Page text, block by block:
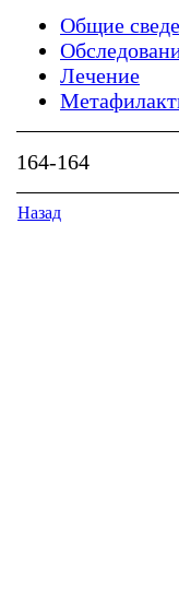
Общие
Лечение
164-164
Назад